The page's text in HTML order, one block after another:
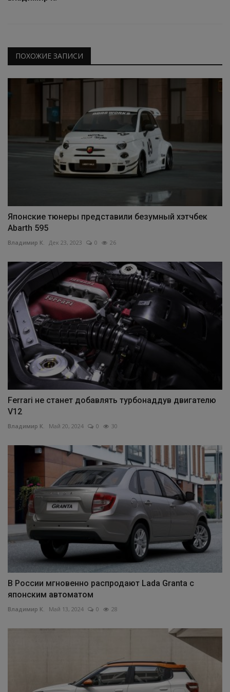
ПОХОЖИЕ ЗАПИСИ
Японские тюнеры представили безумный хэтчбек
Abarth 595
Владимир К. Дек 23, 2023 0 26
Ferrari не станет добавлять турбонаддув двигателю
V12
Владимир К. Май 20, 2024 0 30
В России мгновенно распродают Lada Granta с
японским автоматом
Владимир К. Май 13, 2024 0 28